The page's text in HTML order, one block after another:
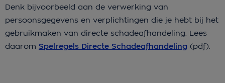
Denk bijvoorbeeld aan de verwerking van
persoonsgegevens en verplichtingen die je hebt bij het
gebruikmaken van directe schadeafhandeling. Lees
daarom Spelregels Directe Schadeafhandeling (pdf).